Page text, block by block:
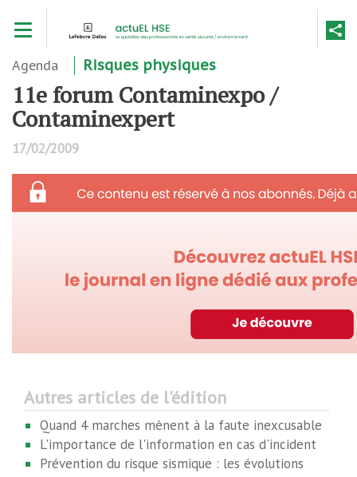
contenu
Agenda Risques physiques
11e forum Contaminexpo /
Contaminexpert
17/02/2009
Autres articles de l'édition
Quand 4 marches mènent à la faute inexcusable
L'importance de l'information en cas d'incident
Prévention du risque sismique : les évolutions